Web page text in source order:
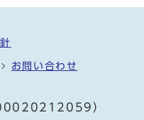
お問い合わせ
）